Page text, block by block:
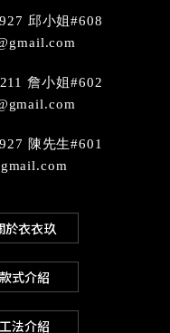
邱小姐#608
詹小姐#602
陳先生#601
於衣衣玖
款式介紹
工法介紹